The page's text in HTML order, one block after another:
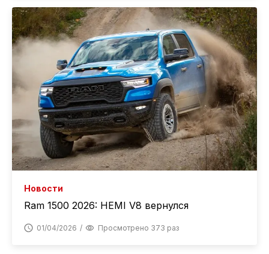
Новости
Ram 1500 2026: HEMI V8 вернулся
01/04/2026 Просмотрено 373 раз